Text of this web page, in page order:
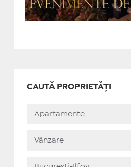
CAUTĂ PROPRIETĂȚI